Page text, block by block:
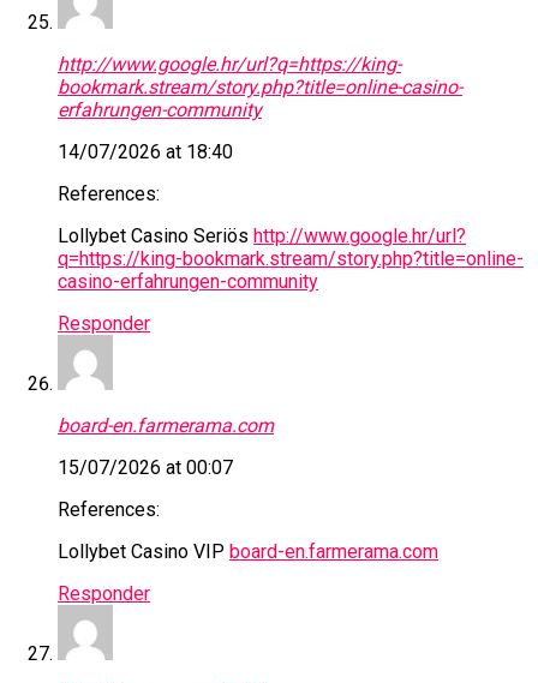
http://www.google.hr/url?q=https://king-
bookmark.stream/story.php?title=online-casino-
erfahrungen-community
14/07/2026 at 18:40
References:
Lollybet Casino Seriös http://www.google.hr/url?
q=https://king-bookmark.stream/story.php?title=online-
casino-erfahrungen-community
Responder
board-en.farmerama.com
15/07/2026 at 00:07
References:
Lollybet Casino VIP board-en.farmerama.com
Responder